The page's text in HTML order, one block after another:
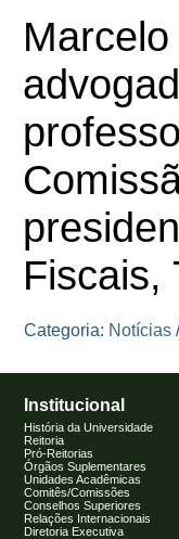
Fiscais,
Categoria: Notícias
Institucional
História da Universidade
Reitoria
Pró-Reitorias
Órgãos Suplementares
Unidades Acadêmicas
Comitês/Comissões
Conselhos Superiores
Relações Internacionais
Diretoria Executiva